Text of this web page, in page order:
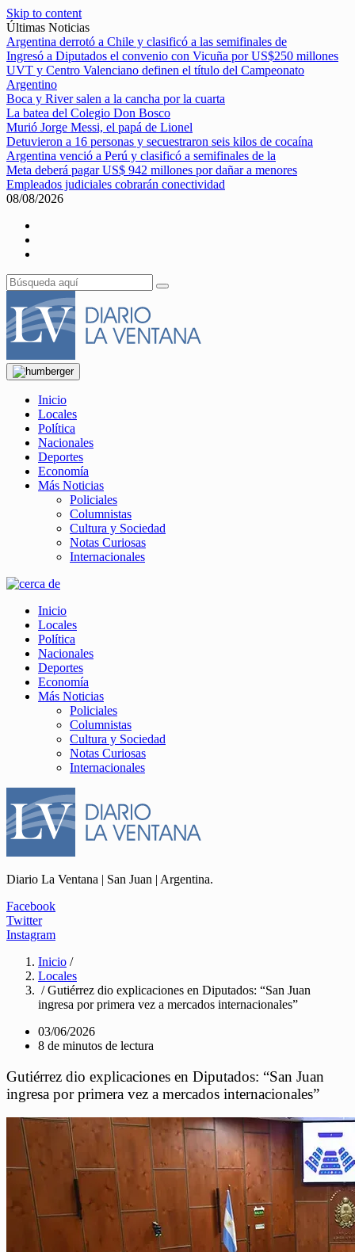
Skip to content
Últimas Noticias
Argentina derrotó a Chile y clasificó a las semifinales de
Ingresó a Diputados el convenio con Vicuña por US$250 millones
UVT y Centro Valenciano definen el título del Campeonato
Argentino
Boca y River salen a la cancha por la cuarta
La batea del Colegio Don Bosco
Murió Jorge Messi, el papá de Lionel
Detuvieron a 16 personas y secuestraron seis kilos de cocaína
Argentina venció a Perú y clasificó a semifinales de la
Meta deberá pagar US$ 942 millones por dañar a menores
Empleados judiciales cobrarán conectividad
08/08/2026
Inicio
Locales
Política
Nacionales
Deportes
Economía
Más Noticias
Policiales
Columnistas
Cultura y Sociedad
Notas Curiosas
Internacionales
Inicio
Locales
Política
Nacionales
Deportes
Economía
Más Noticias
Policiales
Columnistas
Cultura y Sociedad
Notas Curiosas
Internacionales
Diario La Ventana | San Juan | Argentina.
Facebook
Twitter
Instagram
Inicio /
Locales
/ Gutiérrez dio explicaciones en Diputados: “San Juan
ingresa por primera vez a mercados internacionales”
03/06/2026
8 de minutos de lectura
Gutiérrez dio explicaciones en Diputados: “San Juan
ingresa por primera vez a mercados internacionales”